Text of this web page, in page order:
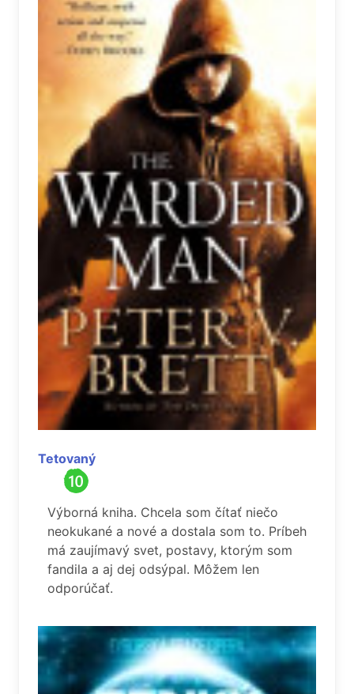
Tetovaný
Výborná kniha. Chcela som čítať niečo
neokukané a nové a dostala som to. Príbeh
má zaujímavý svet, postavy, ktorým som
fandila a aj dej odsýpal. Môžem len
odporúčať.